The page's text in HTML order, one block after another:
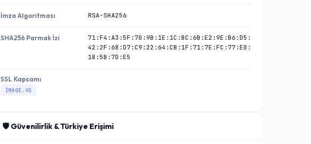
İmza Algoritması RSA-SHA256
SHA256 Parmak İzi
71:F4:A3:5F:70:9B:1E:1C:BC:6B:E2:9E:B6:D5:
42:2F:68:D7:C9:22:64:CB:1F:71:7E:FC:77:E0:
18:5B:7D:E5
SSL Kapsamı
IMAGE.VG
🛡️ Güvenilirlik & Türkiye Erişimi